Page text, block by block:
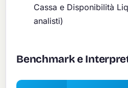
Cassa e Disponibilità
analisti)
Benchmark e